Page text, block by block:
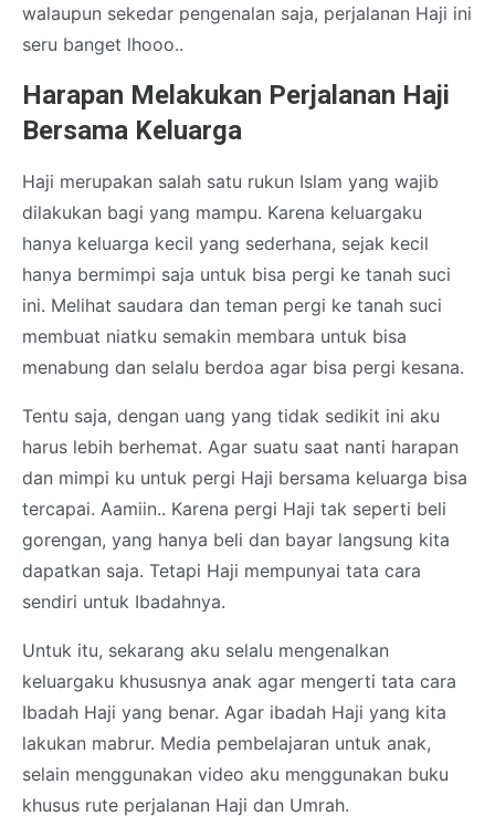
walaupun sekedar pengenalan saja, perjalanan Haji ini
seru banget lhooo..
Harapan Melakukan Perjalanan Haji
Bersama Keluarga
Haji merupakan salah satu rukun Islam yang wajib
dilakukan bagi yang mampu. Karena keluargaku
hanya keluarga kecil yang sederhana, sejak kecil
hanya bermimpi saja untuk bisa pergi ke tanah suci
ini. Melihat saudara dan teman pergi ke tanah suci
membuat niatku semakin membara untuk bisa
menabung dan selalu berdoa agar bisa pergi kesana.
Tentu saja, dengan uang yang tidak sedikit ini aku
harus lebih berhemat. Agar suatu saat nanti harapan
dan mimpi ku untuk pergi Haji bersama keluarga bisa
tercapai. Aamiin.. Karena pergi Haji tak seperti beli
gorengan, yang hanya beli dan bayar langsung kita
dapatkan saja. Tetapi Haji mempunyai tata cara
sendiri untuk Ibadahnya.
Untuk itu, sekarang aku selalu mengenalkan
keluargaku khususnya anak agar mengerti tata cara
Ibadah Haji yang benar. Agar ibadah Haji yang kita
lakukan mabrur. Media pembelajaran untuk anak,
selain menggunakan video aku menggunakan buku
khusus rute perjalanan Haji dan Umrah.